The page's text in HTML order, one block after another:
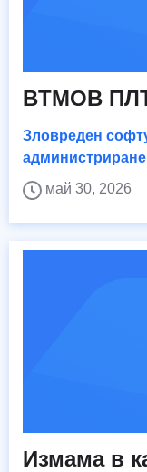
BTMOB
Зловреден
администриране
май 30, 2026
Измама в